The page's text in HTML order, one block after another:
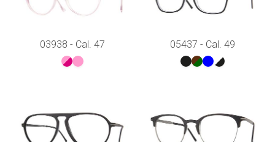
03938 - Cal. 47 05437 - Cal. 49